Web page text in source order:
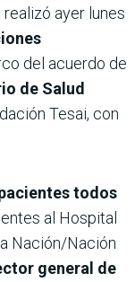
realizó ayer lunes
del acuerdo de
de Salud
Tesai, con
todos
al Hospital
Nación/Nación
general de